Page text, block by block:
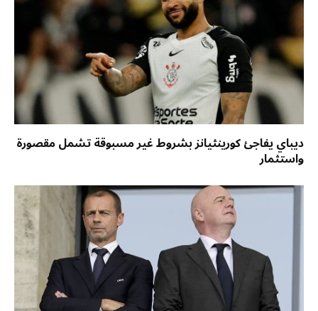
ديباي يفاجئ كورينثيانز بشروط غير مسبوقة تشمل مقصورة
واستثمار